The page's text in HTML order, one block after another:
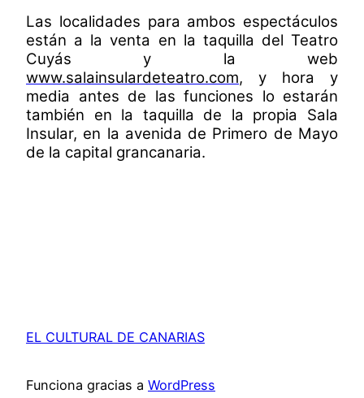
Las localidades para ambos espectáculos
están a la venta en la taquilla del Teatro
Cuyás y la web
www.salainsulardeteatro.com, y hora y
media antes de las funciones lo estarán
también en la taquilla de la propia Sala
Insular, en la avenida de Primero de Mayo
de la capital grancanaria.
EL CULTURAL DE CANARIAS
Funciona gracias a WordPress